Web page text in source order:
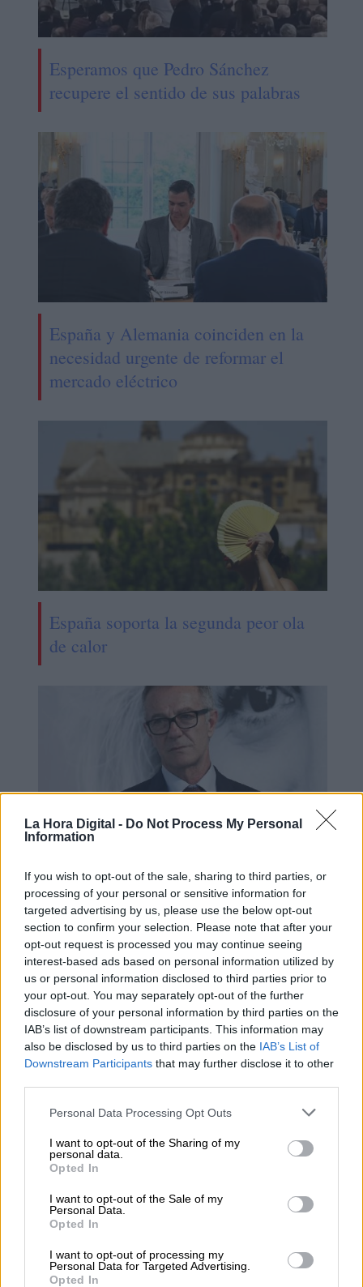
La Hora Digital - Do Not Process My Personal
Information
If you wish to opt-out of the sale, sharing to third parties, or
processing of your personal or sensitive information for
targeted advertising by us, please use the below opt-out
section to confirm your selection. Please note that after your
opt-out request is processed you may continue seeing
interest-based ads based on personal information utilized by
us or personal information disclosed to third parties prior to
your opt-out. You may separately opt-out of the further
disclosure of your personal information by third parties on the
IAB’s list of downstream participants. This information may
also be disclosed by us to third parties on the IAB’s List of
Downstream Participants that may further disclose it to other
Personal Data Processing Opt Outs
I want to opt-out of the Sharing of my
personal data.
Opted In
I want to opt-out of the Sale of my
Personal Data.
Opted In
I want to opt-out of processing my
Personal Data for Targeted Advertising.
Opted In
Esperamos que Pedro Sánchez
recupere el sentido de sus palabras
España y Alemania coinciden en la
necesidad urgente de reformar el
mercado eléctrico
España soporta la segunda peor ola
de calor
Fallece el exministro de cultura José
Guirao
Iglesias estalla contra Ferreras por
sus audios filtrados con Villarejo